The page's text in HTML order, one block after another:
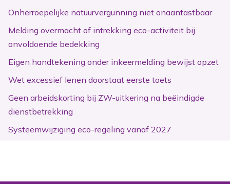
Onherroepelijke natuurvergunning niet onaantastbaar
Melding overmacht of intrekking eco-activiteit bij
onvoldoende bedekking
Eigen handtekening onder inkeermelding bewijst opzet
Wet excessief lenen doorstaat eerste toets
Geen arbeidskorting bij ZW-uitkering na beëindigde
dienstbetrekking
Systeemwijziging eco-regeling vanaf 2027